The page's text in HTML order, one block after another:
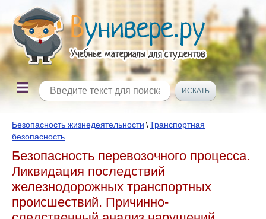
Безопасность жизнедеятельности \Транспортная
безопасность
Безопасность перевозочного процесса.
Ликвидация последствий
железнодорожных транспортных
происшествий. Причинно-